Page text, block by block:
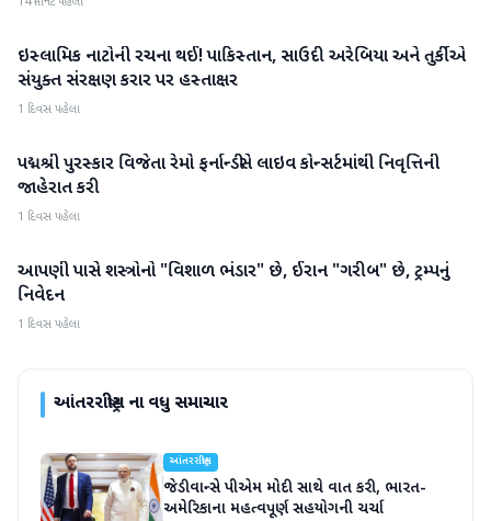
આંતરરાષ્ટ્રીય
ઇસ્લામિક નાટોની રચના થઈ! પાકિસ્તાન, સાઉદી અરેબિયા અને તુર્કીએ
સંયુક્ત સંરક્ષણ કરાર પર હસ્તાક્ષર
1 દિવસ પહેલા
આંતરરાષ્ટ્રીય
પદ્મશ્રી પુરસ્કાર વિજેતા રેમો ફર્નાન્ડીસે લાઇવ કોન્સર્ટમાંથી નિવૃત્તિની
જાહેરાત કરી
1 દિવસ પહેલા
આંતરરાષ્ટ્રીય
આપણી પાસે શસ્ત્રોનો "વિશાળ ભંડાર" છે, ઈરાન "ગરીબ" છે, ટ્રમ્પનું
નિવેદન
1 દિવસ પહેલા
આંતરરાષ્ટ્રીયના વધુ સમાચાર
આંતરરાષ્ટ્રીય
જેડી વાન્સે પીએમ મોદી સાથે વાત કરી, ભારત-
અમેરિકાના મહત્વપૂર્ણ સહયોગની ચર્ચા